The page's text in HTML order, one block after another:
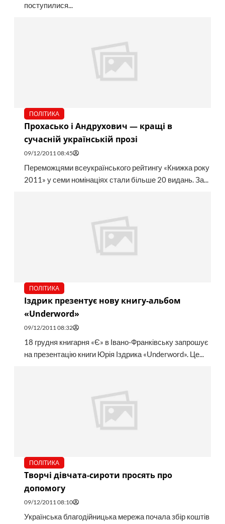
поступилися...
ПОЛІТИКА
Прохасько і Андрухович — кращі в
сучасній українській прозі
09/12/2011 08:45
Переможцями всеукраїнського рейтингу «Книжка року
2011» у семи номінаціях стали більше 20 видань. За...
ПОЛІТИКА
Іздрик презентує нову книгу-альбом
«Underword»
09/12/2011 08:32
18 грудня книгарня «Є» в Івано-Франківську запрошує
на презентацію книги Юрія Іздрика «Underword». Це...
ПОЛІТИКА
Творчі дівчата-сироти просять про
допомогу
09/12/2011 08:10
Українська благодійницька мережа почала збір коштів